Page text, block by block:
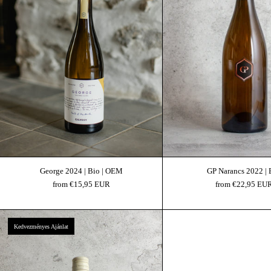
George 2024 | Bio | OEM
from €15,95 EUR
GP Narancs 2022 |
from €22,95
Sauvignon Blanc 2024 | Bio
Kedvezményes Ajánlat